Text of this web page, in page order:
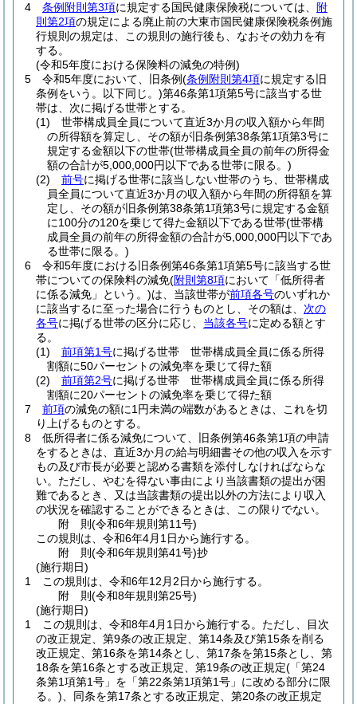
4
条例附則第3項に規定する国民健康保険税については、
附
則第2項の規定による廃止前の大東市国民健康保険税条例施
行規則の規定は、この規則の施行後も、なおその効力を有
する。
(令和5年度における保険料の減免の特例)
5
令和5年度において、旧条例(条例附則第4項に規定する旧
条例をいう。以下同じ。)第46条第1項第5号に該当する世
帯は、次に掲げる世帯とする。
(1)
世帯構成員全員について直近3か月の収入額から年間
の所得額を算定し、その額が旧条例第38条第1項第3号に
規定する金額以下の世帯(世帯構成員全員の前年の所得金
額の合計が5,000,000円以下である世帯に限る。)
(2)
前号に掲げる世帯に該当しない世帯のうち、世帯構成
員全員について直近3か月の収入額から年間の所得額を算
定し、その額が旧条例第38条第1項第3号に規定する金額
に100分の120を乗じて得た金額以下である世帯(世帯構
成員全員の前年の所得金額の合計が5,000,000円以下であ
る世帯に限る。)
6
令和5年度における旧条例第46条第1項第5号に該当する世
帯についての保険料の減免(附則第8項において「低所得者
に係る減免」という。)は、当該世帯が前項各号のいずれか
に該当するに至った場合に行うものとし、その額は、 次の
各号に掲げる世帯の区分に応じ、 当該各号に定める額とす
る。
(1)
前項第1号に掲げる世帯 世帯構成員全員に係る所得
割額に50パーセントの減免率を乗じて得た額
(2)
前項第2号に掲げる世帯 世帯構成員全員に係る所得
割額に20パーセントの減免率を乗じて得た額
7
前項の減免の額に1円未満の端数があるときは、これを切
り上げるものとする。
8
低所得者に係る減免について、旧条例第46条第1項の申請
をするときは、直近3か月の給与明細書その他の収入を示す
もの及び市長が必要と認める書類を添付しなければならな
い。 ただし、やむを得ない事由により当該書類の提出が困
難であるとき、又は当該書類の提出以外の方法により収入
の状況を確認することができるときは、この限りでない。
附 則(令和6年規則第11号)
この規則は、令和6年4月1日から施行する。
附 則(令和6年規則第41号)抄
(施行期日)
1
この規則は、令和6年12月2日から施行する。
附 則(令和8年規則第25号)
(施行期日)
1
この規則は、令和8年4月1日から施行する。 ただし、目次
の改正規定、第9条の改正規定、第14条及び第15条を削る
改正規定、第16条を第14条とし、第17条を第15条とし、第
18条を第16条とする改正規定、第19条の改正規定(「第24
条第1項第1号」を「第22条第1項第1号」に改める部分に限
る。) 、同条を第17条とする改正規定、第20条の改正規定